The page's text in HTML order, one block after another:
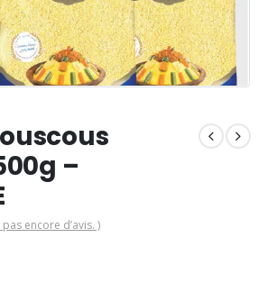
–
pas encore d’avis. )